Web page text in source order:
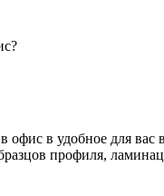
в удобное для вас
профиля,